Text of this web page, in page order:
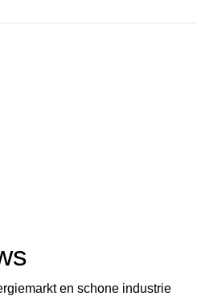
en schone industrie